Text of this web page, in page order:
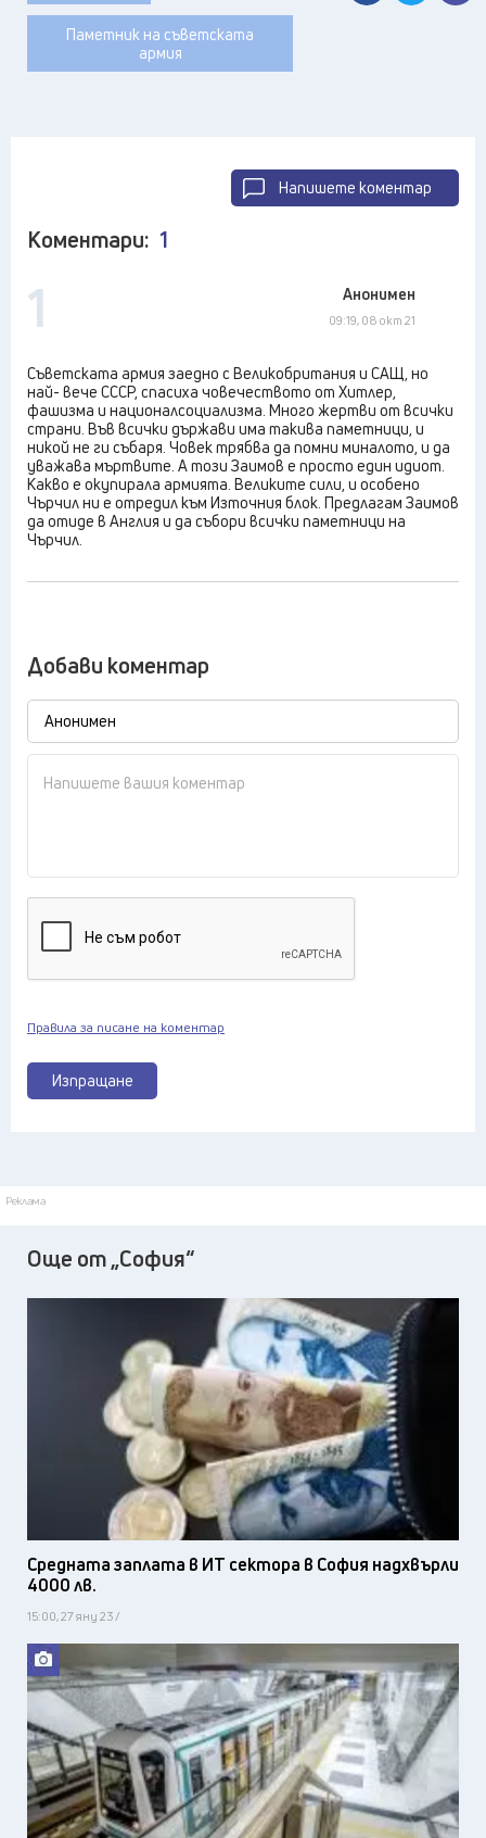
Паметник на съветската
армия
Напишете коментар
Коментари: 1
1 Анонимен
09:19, 08 окт 21
Съветската армия заедно с Великобритания и САЩ, но
най- вече СССР, спасиха човечеството от Хитлер,
фашизма и националсоциализма. Много жертви от всички
страни. Във всички държави има такива паметници, и
никой не ги събаря. Човек трябва да помни миналото, и да
уважава мъртвите. А този Заимов е просто един идиот.
Какво е окупирала армията. Великите сили, и особено
Чърчил ни е отредил към Източния блок. Предлагам Заимов
да отиде в Англия и да събори всички паметници на
Чърчил.
Добави коментар
Изпращане
Правила за писане на коментар
Реклама
Още от „София“
Средната заплата в ИТ сектора в София надхвърли
4000 лв.
15:00, 27 яну 23 /